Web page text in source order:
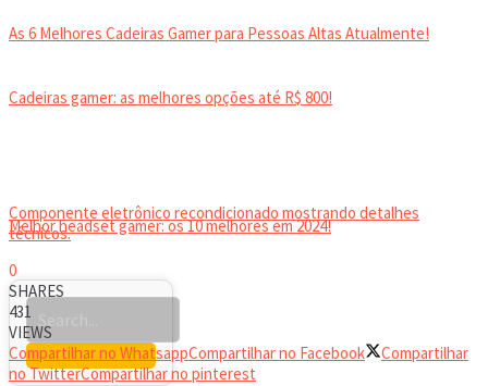
As 6 Melhores Cadeiras Gamer para Pessoas Altas Atualmente!
Cadeiras gamer: as melhores opções até R$ 800!
Melhor headset gamer: os 10 melhores em 2024!
Componente eletrônico recondicionado mostrando detalhes
técnicos.
0
SHARES
431
VIEWS
Compartilhar no WhatsappCompartilhar no Facebook
Compartilhar
no TwitterCompartilhar no pinterest